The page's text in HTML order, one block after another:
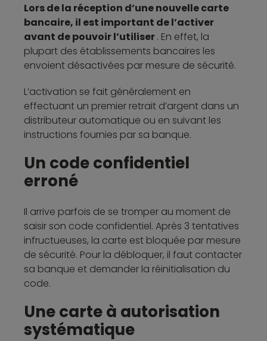
Lors de la réception d’une nouvelle carte
bancaire, il est important de l’activer
avant de pouvoir l’utiliser. En effet, la
plupart des établissements bancaires les
envoient désactivées par mesure de sécurité.
L’activation se fait généralement en
effectuant un premier retrait d’argent dans un
distributeur automatique ou en suivant les
instructions fournies par sa banque.
Un code confidentiel
erroné
Il arrive parfois de se tromper au moment de
saisir son code confidentiel. Après 3 tentatives
infructueuses, la carte est bloquée par mesure
de sécurité. Pour la débloquer, il faut contacter
sa banque et demander la réinitialisation du
code.
Une carte à autorisation
systématique